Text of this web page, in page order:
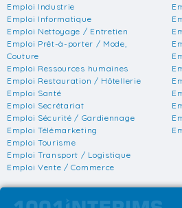
Emploi Industrie
Emploi Informatique
Emploi Nettoyage / Entretien
Emploi Prêt-à-porter / Mode,
Couture
Emploi Ressources humaines
Emploi Restauration / Hôtellerie
Emploi Santé
Emploi Secrétariat
Emploi Sécurité / Gardiennage
Emploi Télémarketing
Emploi Tourisme
Emploi Transport / Logistique
Emploi Vente / Commerce